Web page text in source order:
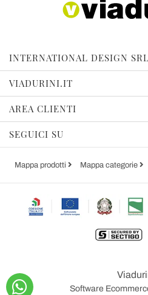
INTERNATIONAL DESIGN SRL
VIADURINI.IT
AREA CLIENTI
SEGUICI SU
Mappa prodotti Mappa categorie
Software